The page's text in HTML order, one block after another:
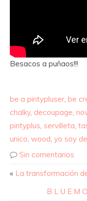
Besacos a puñaos!!!
be a pintypluser, be
chalky, decoupage,
pintyplus, servilleta,
unico, wood, yo soy
Sin comentarios
« La transformación
B L U E M